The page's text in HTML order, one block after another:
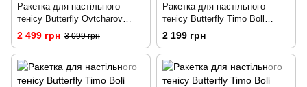
Ракетка для настільного
тенісу Butterfly Ovtcharov
Striker FL (6116600002)
2 499 грн 3 099 грн
Ракетка для настільного
тенісу Butterfly Timo Boll
Progress FL (6110200002)
2 199 грн